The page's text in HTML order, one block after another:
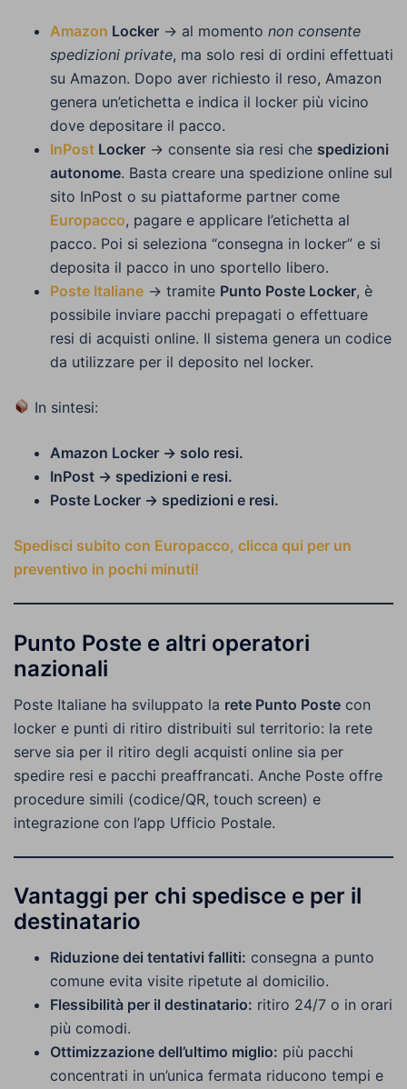
Amazon Locker → al momento non consente
spedizioni private, ma solo resi di ordini effettuati
su Amazon. Dopo aver richiesto il reso, Amazon
genera un’etichetta e indica il locker più vicino
dove depositare il pacco.
InPost Locker → consente sia resi che spedizioni
autonome. Basta creare una spedizione online sul
sito InPost o su piattaforme partner come
Europacco, pagare e applicare l’etichetta al
pacco. Poi si seleziona “consegna in locker” e si
deposita il pacco in uno sportello libero.
Poste Italiane → tramite Punto Poste Locker, è
possibile inviare pacchi prepagati o effettuare
resi di acquisti online. Il sistema genera un codice
da utilizzare per il deposito nel locker.
In sintesi:
Amazon Locker → solo resi.
InPost → spedizioni e resi.
Poste Locker → spedizioni e resi.
Spedisci subito con Europacco, clicca qui per un
preventivo in pochi minuti!
Punto Poste e altri operatori
nazionali
Poste Italiane ha sviluppato la rete Punto Poste con
locker e punti di ritiro distribuiti sul territorio: la rete
serve sia per il ritiro degli acquisti online sia per
spedire resi e pacchi preaffrancati. Anche Poste offre
procedure simili (codice/QR, touch screen) e
integrazione con l’app Ufficio Postale.
Vantaggi per chi spedisce e per il
destinatario
Riduzione dei tentativi falliti: consegna a punto
comune evita visite ripetute al domicilio.
Flessibilità per il destinatario: ritiro 24/7 o in orari
più comodi.
Ottimizzazione dell’ultimo miglio: più pacchi
concentrati in un’unica fermata riducono tempi e